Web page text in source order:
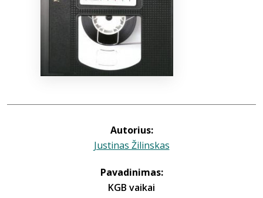
Autorius:
Justinas Žilinskas
Pavadinimas:
KGB vaikai